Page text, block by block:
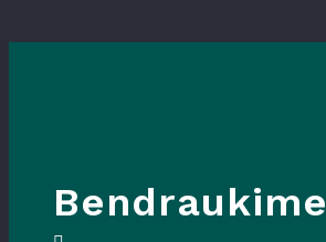
Bendraukime